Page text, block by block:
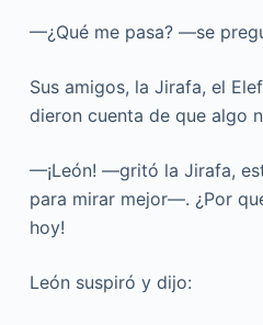
—¿Qué me pasa? —se
Sus amigos, la Jirafa, el
dieron cuenta de que algo
—¡León! —gritó la Jirafa,
para mirar mejor—. ¿Por
hoy!
León suspiró y dijo: